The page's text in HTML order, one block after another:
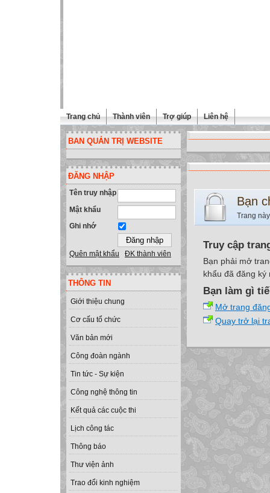
Trang chủ Thành viên Trợ giúp Liên hệ
BAN QUẢN TRỊ WEBSITE
ĐĂNG NHẬP
Tên truy nhập
Mật khẩu
Ghi nhớ
Quên mật khẩu ĐK thành viên
THÔNG TIN
Giới thiệu chung
Cơ cấu tổ chức
Văn bản mới
Công đoàn ngành
Tin tức - Sự kiện
Công nghệ thông tin
Kết quả các cuộc thi
Lịch công tác
Thông báo
Thư viện ảnh
Trao đổi kinh nghiệm
Bạn
Trang
Truy cập
Bạn phải mở
khẩu đã đăng
Bạn làm gì
Mở trang
Quay trở lại